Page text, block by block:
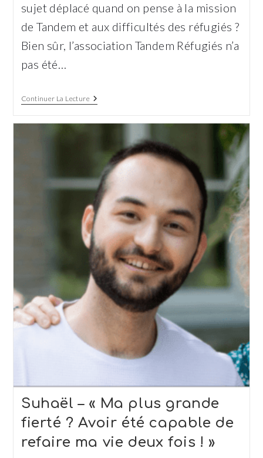
sujet déplacé quand on pense à la mission
de Tandem et aux difficultés des réfugiés ?
Bien sûr, l’association Tandem Réfugiés n’a
pas été…
Continuer La LectureLe
Richesse
Aussi
Pour
Les
Bénévoles ?
Suhaël – « Ma plus grande
fierté ? Avoir été capable de
refaire ma vie deux fois ! »